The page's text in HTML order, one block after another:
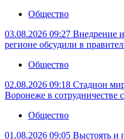
Общество
03.08.2026 09:27 Внедрение
регионе обсудили в
Общество
02.08.2026 09:18 Стадион
Воронеже в сотрудничестве
Общество
01.08.2026 09:05 Выстоять и